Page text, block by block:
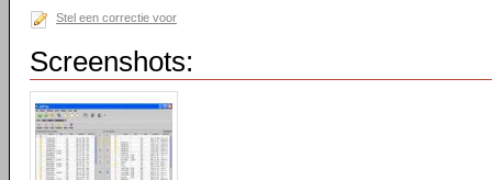
Stel een correctie voor
Screenshots: